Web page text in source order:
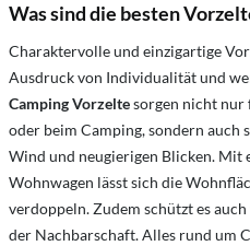
Was sind die besten
Charaktervolle und einzigartige
Ausdruck von Individualität und
Camping Vorzeltesorgen nicht
oder beim Camping, sondern auch
Wind und neugierigen Blicken.
Wohnwagen lässt sich die
verdoppeln. Zudem schützt es
der Nachbarschaft. Alles rund um